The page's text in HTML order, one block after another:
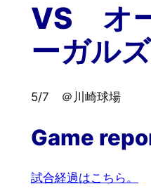
VS オ
ーガルズ
5/7 ＠川崎球場
Game
試合経過はこちら。